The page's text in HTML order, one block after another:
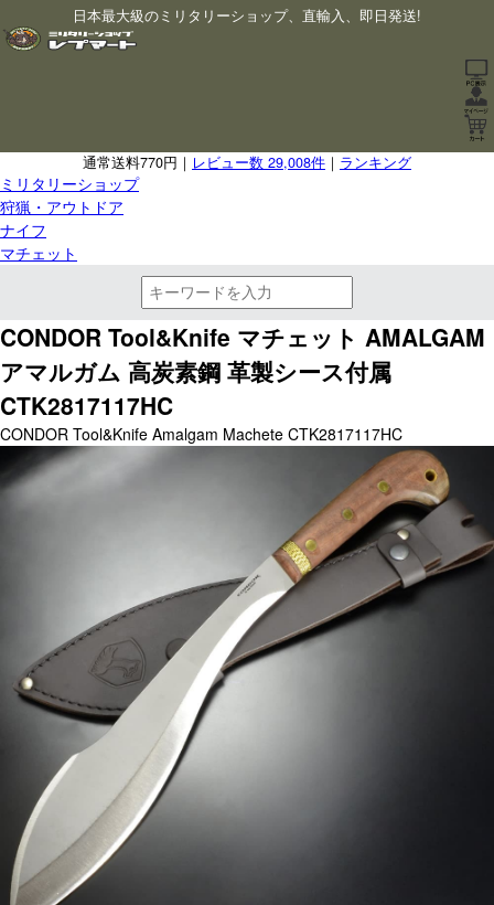
日本最大級のミリタリーショップ、直輸入、即日発送!
通常送料770円｜ レビュー数 29,008件 ｜ ランキング
ミリタリーショップ
狩猟・アウトドア
ナイフ
マチェット
CONDOR Tool&Knife マチェット AMALGAM
アマルガム 高炭素鋼 革製シース付属
CTK2817117HC
CONDOR Tool&Knife Amalgam Machete CTK2817117HC